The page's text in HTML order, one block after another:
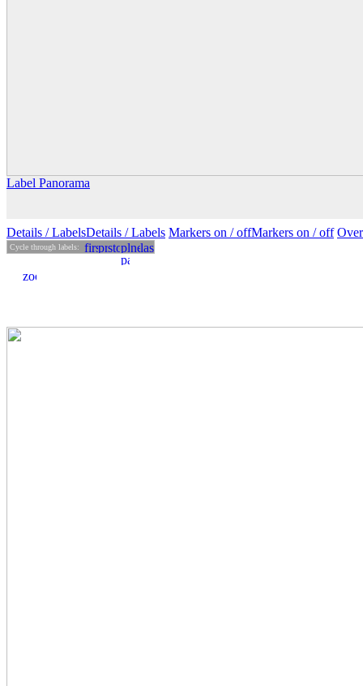
Label Panorama
Details / LabelsDetails /Labels Markers on /offMarkers on / off
Cycle through labels: